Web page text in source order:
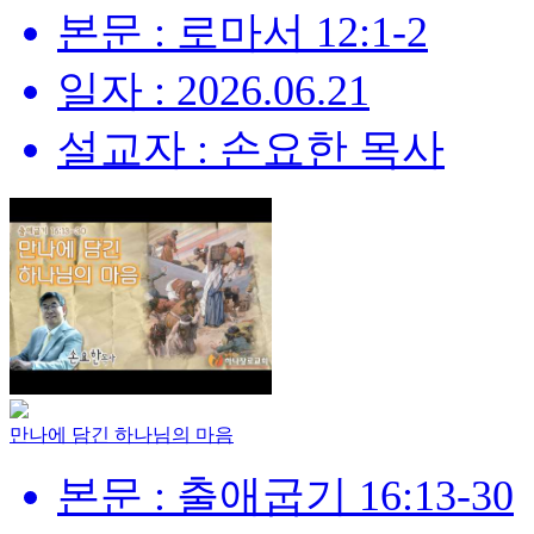
본문 : 로마서 12:1-2
일자 : 2026.06.21
설교자 : 손요한 목사
만나에 담긴 하나님의 마음
본문 : 출애굽기 16:13-30